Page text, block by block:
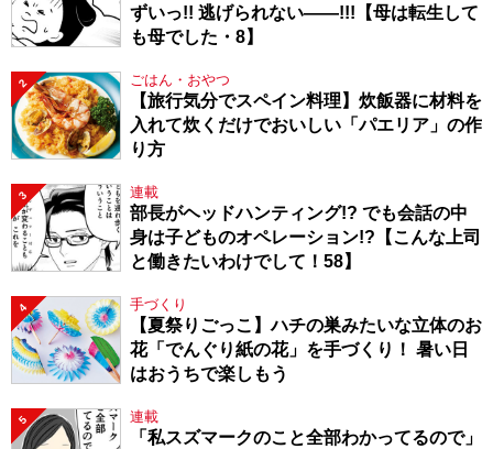
ずいっ!! 逃げられない――!!!【母は転生して
も母でした・8】
2 ごはん・おやつ
【旅行気分でスペイン料理】炊飯器に材料を
入れて炊くだけでおいしい「パエリア」の作
り方
3 連載
部長がヘッドハンティング!? でも会話の中
身は子どものオペレーション!?【こんな上司
と働きたいわけでして！58】
4 手づくり
【夏祭りごっこ】ハチの巣みたいな立体のお
花「でんぐり紙の花」を手づくり！ 暑い日
はおうちで楽しもう
5 連載
「私スズマークのこと全部わかってるので」